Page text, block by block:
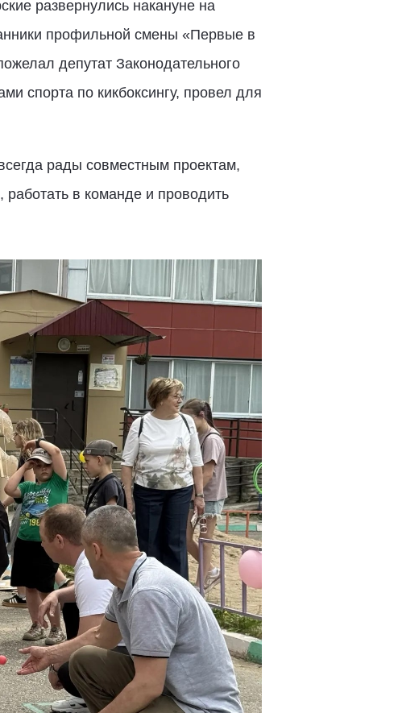
развернулись накануне на
профильной смены «Первые в
депутат Законодательного
спорта по кикбоксингу, провел для
рады совместным проектам,
в команде и проводить